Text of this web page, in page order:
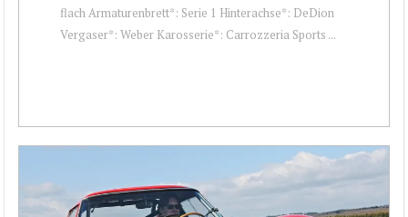
flach Armaturenbrett*: Serie 1 Hinterachse*: DeDion
Vergaser*: Weber Karosserie*: Carrozzeria Sports ...